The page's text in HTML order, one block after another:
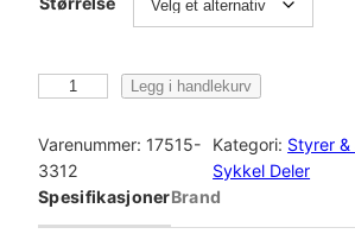
o
S
t
Legg i handlekurv
Varenummer: 17515-
3312
Kategori: Styrer
Sykkel Deler
SpesifikasjonerBrand